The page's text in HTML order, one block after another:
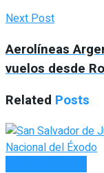
Next Post
Aerolíneas
vuelos desde
Related Posts